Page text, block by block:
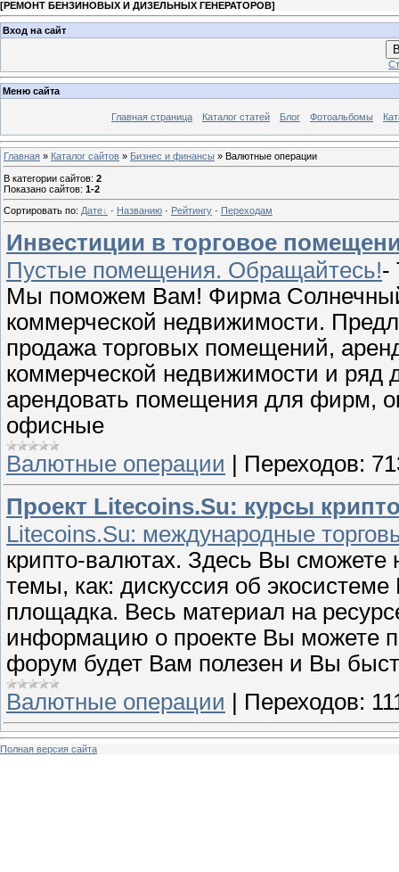
[РЕМОНТ БЕНЗИНОВЫХ И ДИЗЕЛЬНЫХ ГЕНЕРАТОРОВ]
Вход на сайт
Меню сайта
Главная страница Каталог статей Блог Фотоальбомы
Главная » Каталог сайтов » Бизнес и финансы » Валютные операции
В категории сайтов: 2
Показано сайтов: 1-2
Сортировать по: Дате · Названию · Рейтингу · Переходам
Инвестиции в торговое
Пустые помещения. Обращайтесь!-
Мы поможем Вам! Фирма Солнечный
коммерческой недвижимости.
продажа торговых помещений,
коммерческой недвижимости и ряд
арендовать помещения для фирм,
офисные
Валютные операции
Переходов:
Проект Litecoins.Su: курсы
Litecoins.Su: международные
крипто-валютах. Здесь Вы сможете
темы, как: дискуссия об
площадка. Весь материал на
информацию о проекте Вы можете
форум будет Вам полезен и Вы
Валютные операции | Переходов:
Полная версия сайта